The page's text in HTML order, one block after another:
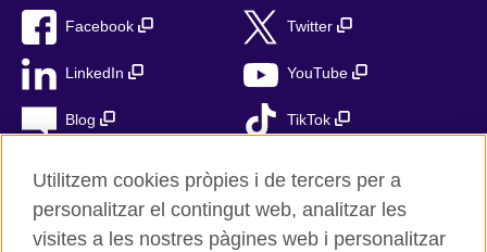
Facebook Twitter
LinkedIn YouTube
Blog TikTok
British Council Global
Utilitzem cookies pròpies i de tercers per a
personalitzar el contingut web, analitzar les
visites a les nostres pàgines web i personalitzar